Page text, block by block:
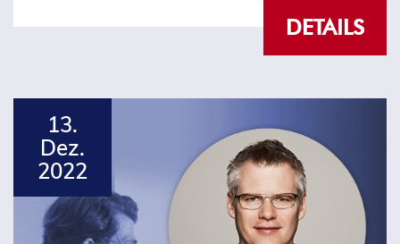
DETAILS
13.
Dez.
2022